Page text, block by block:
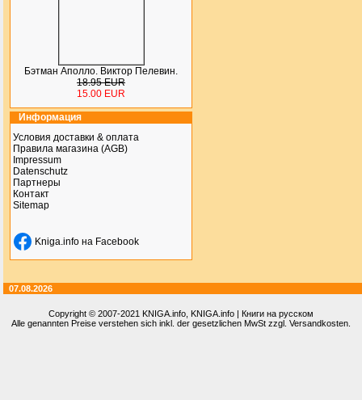
Бэтман Аполло. Виктор Пелевин.
18.95 EUR
15.00 EUR
Информация
Условия доставки & оплата
Правила магазина (AGB)
Impressum
Datenschutz
Партнеры
Контакт
Sitemap
Kniga.info на Facebook
07.08.2026
Copyright © 2007-2021 KNIGA.info , KNIGA.info | Книги на русском
Alle genannten Preise verstehen sich inkl. der gesetzlichen MwSt zzgl. Versandkosten.